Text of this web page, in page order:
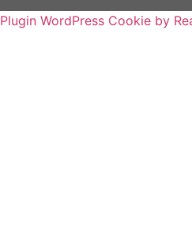
Plugin WordPress Cookie by